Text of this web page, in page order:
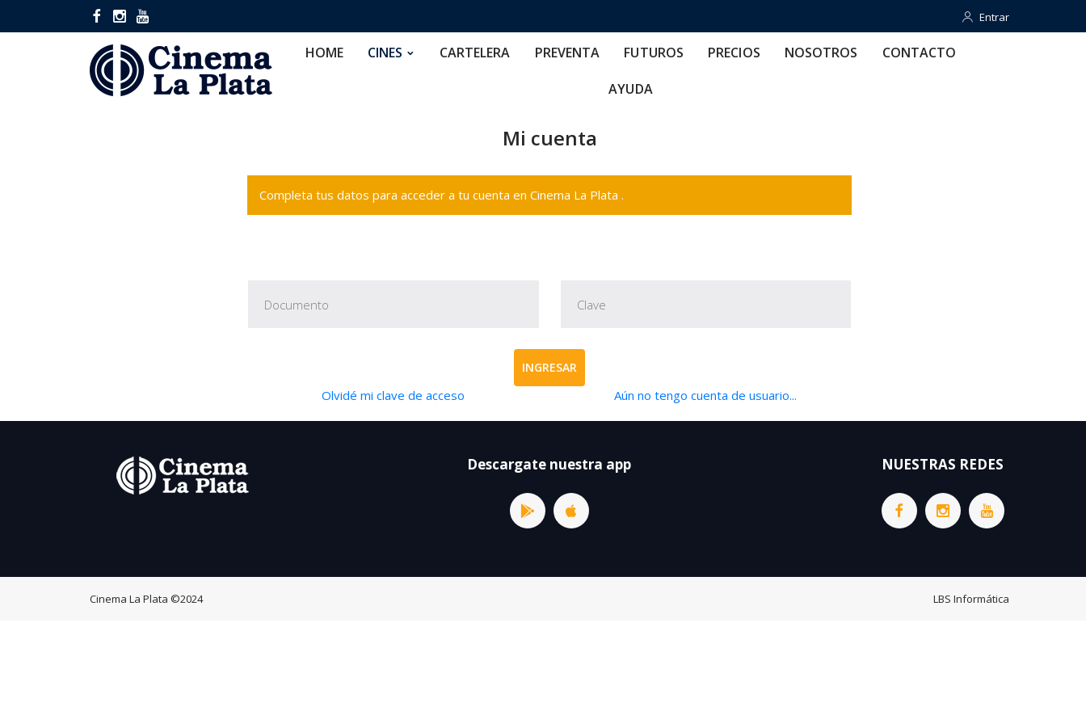
Entrar
Entrar
HOME CINES CARTELERA PREVENTA FUTUROS PRECIOS NOSOTROS CONTACTO
AYUDA
Mi cuenta
Completa tus datos para acceder a tu cuenta en Cinema La Plata .
INGRESAR
Olvidé mi clave de acceso Aún no tengo cuenta de usuario...
Descargate nuestra app NUESTRAS REDES
Cinema La Plata ©2024 LBS Informática